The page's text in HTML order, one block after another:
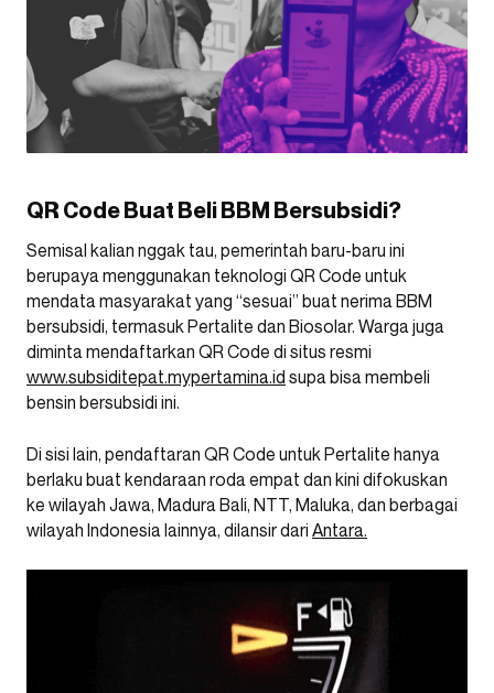
QR Code Buat Beli BBM Bersubsidi?
Semisal kalian nggak tau, pemerintah baru-baru ini
berupaya menggunakan teknologi QR Code untuk
mendata masyarakat yang “sesuai” buat nerima BBM
bersubsidi, termasuk Pertalite dan Biosolar. Warga juga
diminta mendaftarkan QR Code di situs resmi
www.subsiditepat.mypertamina.id supa bisa membeli
bensin bersubsidi ini.
Di sisi lain, pendaftaran QR Code untuk Pertalite hanya
berlaku buat kendaraan roda empat dan kini difokuskan
ke wilayah Jawa, Madura Bali, NTT, Maluka, dan berbagai
wilayah Indonesia lainnya, dilansir dari Antara.